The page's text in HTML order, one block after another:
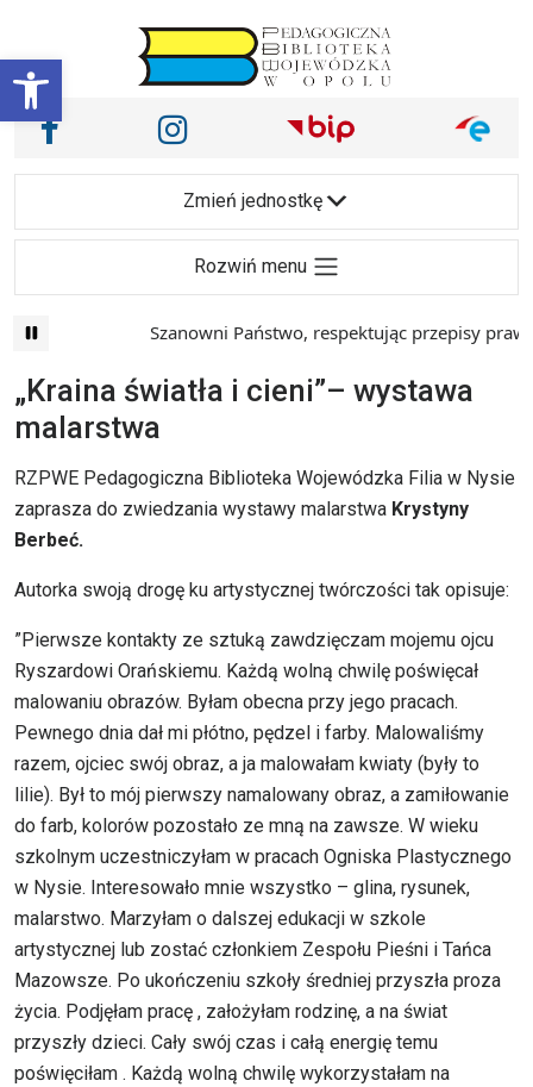
Otwórz pasek narzędzi
Main Navigation
Nasze media społecznościowe i inne
Facebook Instagram
Zmień jednostkę
Rozwiń menu
Szanowni Państwo, respektując przepisy prawa i
„Kraina światła i cieni”– wystawa
malarstwa
RZPWE Pedagogiczna Biblioteka Wojewódzka Filia w Nysie
zaprasza do zwiedzania wystawy malarstwa Krystyny
Berbeć.
Autorka swoją drogę ku artystycznej twórczości tak opisuje:
”Pierwsze kontakty ze sztuką zawdzięczam mojemu ojcu
Ryszardowi Orańskiemu. Każdą wolną chwilę poświęcał
malowaniu obrazów. Byłam obecna przy jego pracach.
Pewnego dnia dał mi płótno, pędzel i farby. Malowaliśmy
razem, ojciec swój obraz, a ja malowałam kwiaty (były to
lilie). Był to mój pierwszy namalowany obraz, a zamiłowanie
do farb, kolorów pozostało ze mną na zawsze. W wieku
szkolnym uczestniczyłam w pracach Ogniska Plastycznego
w Nysie. Interesowało mnie wszystko – glina, rysunek,
malarstwo. Marzyłam o dalszej edukacji w szkole
artystycznej lub zostać członkiem Zespołu Pieśni i Tańca
Mazowsze. Po ukończeniu szkoły średniej przyszła proza
życia. Podjęłam pracę , założyłam rodzinę, a na świat
przyszły dzieci. Cały swój czas i całą energię temu
poświęciłam . Każdą wolną chwilę wykorzystałam na